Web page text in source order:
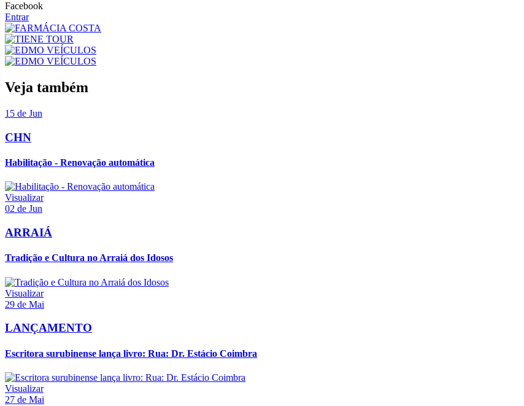
Facebook
Entrar
Veja também
15 de Jun
CHN
Habilitação - Renovação automática
Visualizar
02 de Jun
ARRAIÁ
Tradição e Cultura no Arraiá dos Idosos
Visualizar
29 de Mai
LANÇAMENTO
Escritora surubinense lança livro: Rua: Dr. Estácio Coimbra
Visualizar
27 de Mai